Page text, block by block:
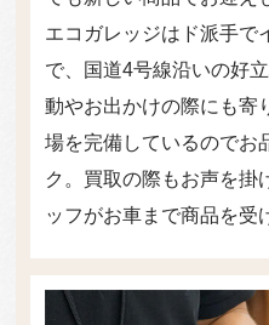
エコガレッジはド派手で
で、国道4号線沿いの好
動やお出かけの際にも寄
場を完備しているのでお
ク。買取の際もお声を掛
ッフがお車まで商品を受